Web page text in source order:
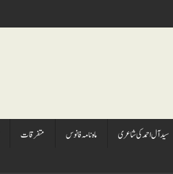
سيد آل احمد کی شاعری ماہ نامہ فانوس متفرقات